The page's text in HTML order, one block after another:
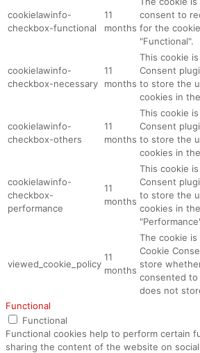
cookielawinfo-
checkbox-functional
11
months
consent to
for the
"Functional".
cookielawinfo-
checkbox-necessary
11
months
This cookie
Consent
to store the
cookies in
cookielawinfo-
checkbox-others
11
months
This cookie
Consent
to store the
cookies in
cookielawinfo-
checkbox-
performance
11
months
This cookie
Consent
to store the
cookies in
viewed_cookie_policy
11
months
The cookie is
Cookie
store
consented
does not
Functional
Functional
Functional cookies help to perform certain
sharing the content of the website on